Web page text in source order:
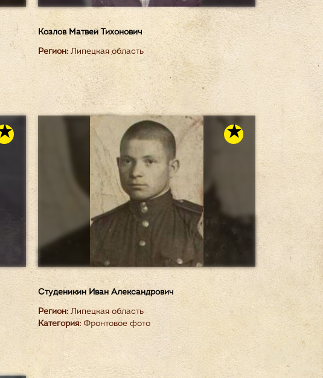
Козлов Матвей Тихонович
Регион:Липецкая область
Студеникин Иван Александрович
Регион:Липецкая область
Категория:Фронтовое фото